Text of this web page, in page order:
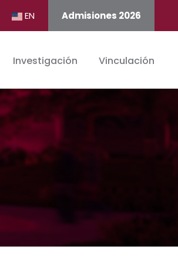
EN Admisiones 2026
Investigación Vinculación